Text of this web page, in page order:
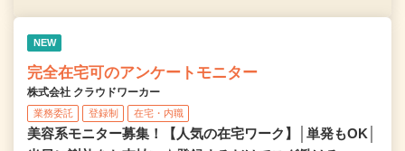
NEW
完全在宅可のアンケートモニター
株式会社 クラウドワーカー
業務委託 登録制 在宅・内職
美容系モニター募集！【人気の在宅ワーク】│単発もOK│